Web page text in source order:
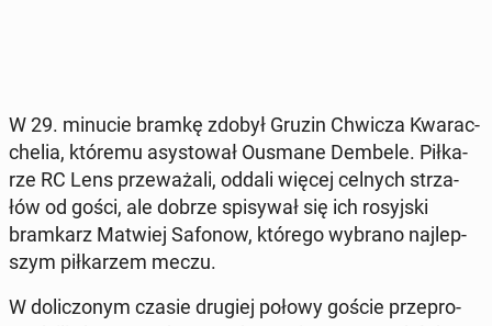
W 29. minucie bramkę zdobył Gruzin Chwicza Kwa­rac­
che­lia, któremu asy­sto­wał Ousmane Dembele. Pił­ka­
rze RC Lens prze­wa­ża­li, oddali więcej celnych strza­
łów od gości, ale dobrze spi­sy­wał się ich ro­syj­ski
bram­karz Matwiej Safonow, którego wybrano naj­lep­
szym pił­ka­rzem meczu.
W do­li­czo­nym czasie drugiej połowy goście prze­pro­